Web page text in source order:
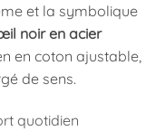
et la symbolique
noir en acier
en coton ajustable,
de sens.
quotidien